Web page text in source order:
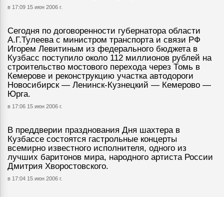
в 17:09 15 июн 2006 г.
Сегодня по договоренности губернатора области
А.Г.Тулеева с министром транспорта и связи РФ
Игорем Левитиным из федерального бюджета в
Кузбасс поступило около 112 миллионов рублей на
строительство мостового перехода через Томь в
Кемерове и реконструкцию участка автодороги
Новосибирск — Ленинск-Кузнецкий — Кемерово —
Юрга.
в 17:06 15 июн 2006 г.
В преддверии празднования Дня шахтера в
Кузбассе состоятся гастрольные концерты
всемирно известного исполнителя, одного из
лучших баритонов мира, народного артиста России
Дмитрия Хворостовского.
в 17:04 15 июн 2006 г.